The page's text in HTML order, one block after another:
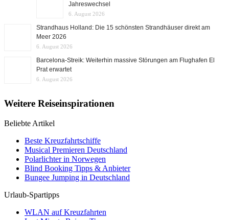
Jahreswechsel
6. August 2026
Strandhaus Holland: Die 15 schönsten Strandhäuser direkt am
Meer 2026
6. August 2026
Barcelona-Streik: Weiterhin massive Störungen am Flughafen El
Prat erwartet
6. August 2026
Weitere Reiseinspirationen
Beliebte Artikel
Beste Kreuzfahrtschiffe
Musical Premieren Deutschland
Polarlichter in Norwegen
Blind Booking Tipps & Anbieter
Bungee Jumping in Deutschland
Urlaub-Spartipps
WLAN auf Kreuzfahrten